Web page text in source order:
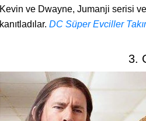
Kevin ve Dwayne, Jumanji serisi ve
kanıtladılar. DC Süper Evciller
3.